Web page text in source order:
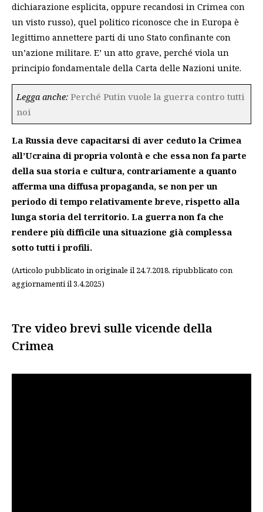
dichiarazione esplicita, oppure recandosi in Crimea con
un visto russo), quel politico riconosce che in Europa è
legittimo annettere parti di uno Stato confinante con
un’azione militare. E’ un atto grave, perché viola un
principio fondamentale della Carta delle Nazioni unite.
Legga anche: Perché Putin vuole la guerra contro tutti
noi
La Russia deve capacitarsi di aver ceduto la Crimea
all’Ucraina di propria volontà e che essa non fa parte
della sua storia e cultura, contrariamente a quanto
afferma una diffusa propaganda, se non per un
periodo di tempo relativamente breve, rispetto alla
lunga storia del territorio. La guerra non fa che
rendere più difficile una situazione già complessa
sotto tutti i profili.
(Articolo pubblicato in originale il 24.7.2018, ripubblicato con
aggiornamenti il 3.4.2025)
Tre video brevi sulle vicende della
Crimea